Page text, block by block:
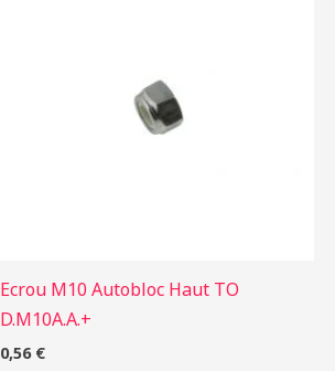
Ecrou M10 Autobloc Haut TO
D.M10A.A.+
0,56 €